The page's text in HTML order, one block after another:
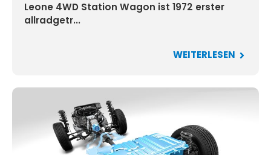
Leone 4WD Station Wagon ist 1972 erster
allradgetr...
WEITERLESEN